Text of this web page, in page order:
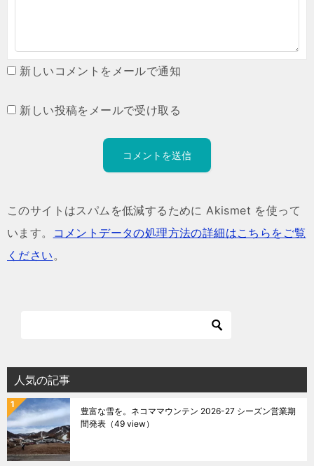
新しいコメントをメールで通知
新しい投稿をメールで受け取る
このサイトはスパムを低減するために Akismet を使って
います。
コメントデータの処理方法の詳細はこちらをご覧
ください。
人気の記事
豊富な雪を。ネコママウンテン 2026-27 シーズン営業期
間発表 （49 view）